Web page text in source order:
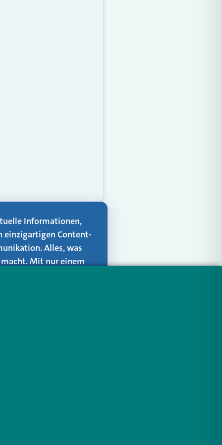
Informationen,
einzigartigen Content-
Alles, was
Mit nur einem